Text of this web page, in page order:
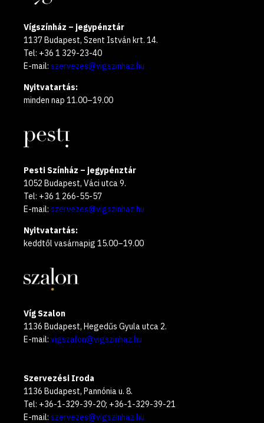
Vígszínház – jegypénztár
1137 Budapest, Szent István krt. 14.
Tel: +36 1 329-23-40
E-mail: szervezes@vigszinhaz.hu
Nyitvatartás:
minden nap 11.00–19.00
Pesti Színház – jegypénztár
1052 Budapest, Váci utca 9.
Tel: +36 1 266-55-57
E-mail: szervezes@vigszinhaz.hu
Nyitvatartás:
keddtől vasárnapig 15.00–19.00
Víg Szalon
1136 Budapest, Hegedűs Gyula utca 2.
E-mail: vigszalon@vigszinhaz.hu
Szervezési Iroda
1136 Budapest, Pannónia u. 8.
Tel: +36-1-329-39-20; +36-1-329-39-21
E-mail: szervezes@vigszinhaz.hu